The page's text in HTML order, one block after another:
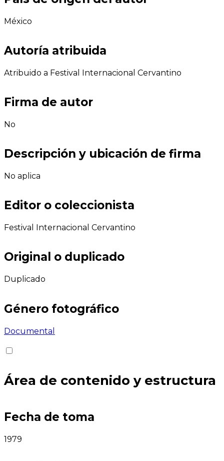
México
Autoría atribuida
Atribuido a Festival Internacional Cervantino
Firma de autor
No
Descripción y ubicación de firma
No aplica
Editor o coleccionista
Festival Internacional Cervantino
Original o duplicado
Duplicado
Género fotográfico
Documental
Área de contenido y estructura
Fecha de toma
1979